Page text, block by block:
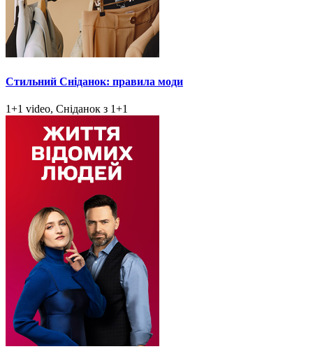
Стильний Сніданок: правила моди
1+1 video, Сніданок з 1+1